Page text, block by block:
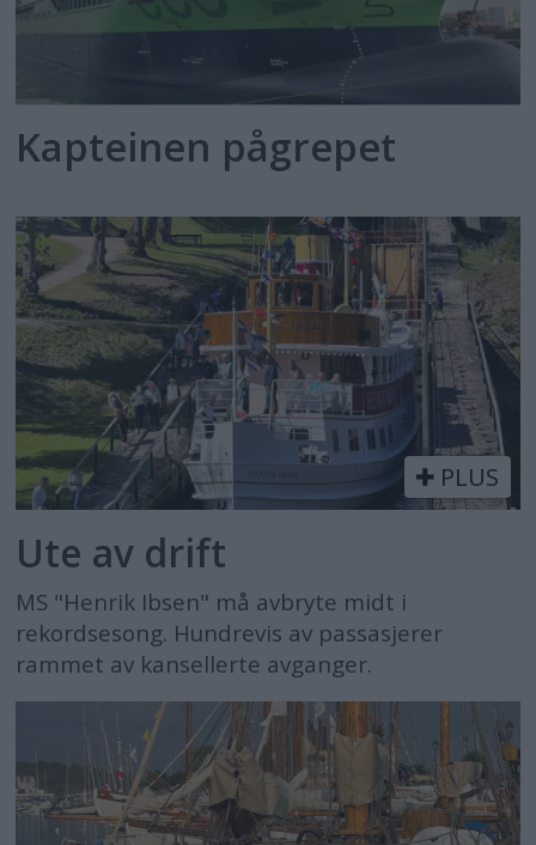
Kapteinen pågrepet
PLUS
Ute av drift
MS "Henrik Ibsen" må avbryte midt i
rekordsesong. Hundrevis av passasjerer
rammet av kansellerte avganger.